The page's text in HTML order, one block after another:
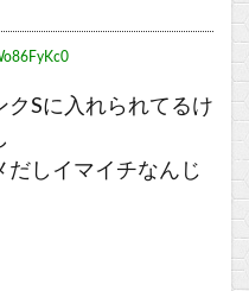
クSに入れられてるけ
だしイマイチなんじ